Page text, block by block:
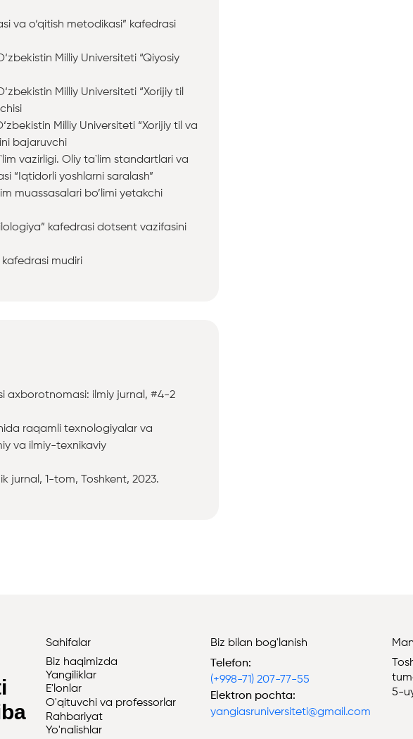
va o‘qitish metodikasi” kafedrasi
Milliy Universiteti “Qiyosiy
Milliy Universiteti “Xorijiy til
Milliy Universiteti “Xorijiy til va
bajaruvchi
vazirligi. Oliy ta`lim standartlari va
“Iqtidorli yoshlarni saralash”
muassasalari bo’limi yetakchi
kafedrasi dotsent vazifasini
kafedrasi mudiri
axborotnomasi: ilmiy jurnal, #4-2
raqamli texnologiyalar va
va ilmiy-texnikaviy
1-tom, Toshkent, 2023.
Sahifalar
Biz haqimizda
Yangiliklar
E'lonlar
O'qituvchi va professorlar
Rahbariyat
Yo'nalishlar
Biz bilan bog'lanish
Telefon:
(+998-71) 207-77-55
Elektron pochta:
yangiasruniversiteti@gmail.com
5-